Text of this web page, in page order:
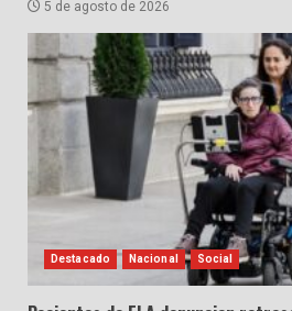
5 de agosto de 2026
Destacado Nacional Social